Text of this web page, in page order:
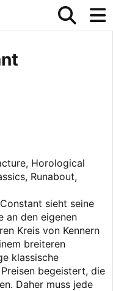
Horological
Runabout,
sieht seine
an den eigenen
Kreis von Kennern
breiteren
klassische
begeistert, die
Daher muss jede